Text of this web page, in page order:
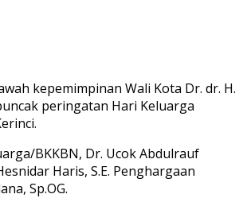
kepemimpinan Wali Kota Dr. dr. H.
peringatan Hari Keluarga
BKKBN, Dr. Ucok Abdulrauf
Haris, S.E. Penghargaan
Sp.OG.